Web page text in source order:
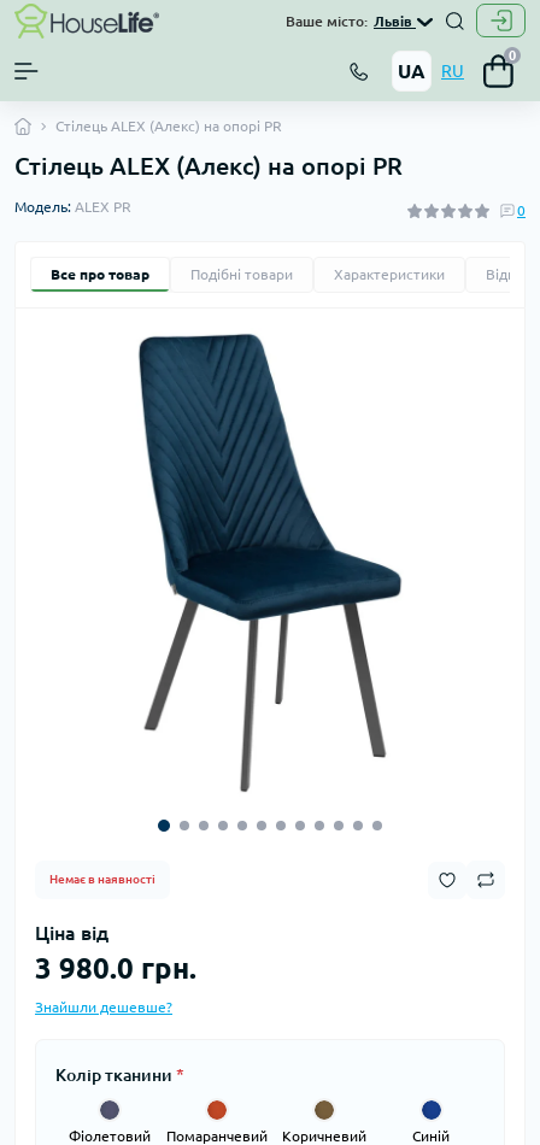
Ваше місто: Львів
UA RU
0
Стілець ALEX (Алекс) на опорі PR
Стілець ALEX (Алекс) на опорі PR
Модель: ALEX PR 0
Все про товар Подібні товари Характеристики Відгуки
Немає в наявності
Ціна від
3 980.0 грн.
Знайшли дешевше?
Колір тканини *
Фіолетовий Помаранчевий Коричневий Синій